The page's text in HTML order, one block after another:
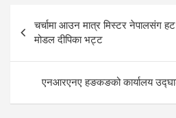
Post
navigation
चर्चामा आउन मात्र मिस्टर नेपालसंग
मोडल दीपिका भट्ट
एनआरएनए हङकङको कार्यालय